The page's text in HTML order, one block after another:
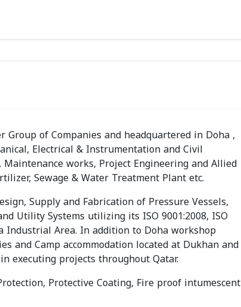
Group of Companies and headquartered in Doha ,
Electrical & Instrumentation and Civil
works, Project Engineering and Allied
Sewage & Water Treatment Plant etc.
Supply and Fabrication of Pressure Vessels,
Utility Systems utilizing its ISO 9001:2008, ISO
Industrial Area. In addition to Doha workshop
and Camp accommodation located at Dukhan and
executing projects throughout Qatar.
Protective Coating, Fire proof intumescent